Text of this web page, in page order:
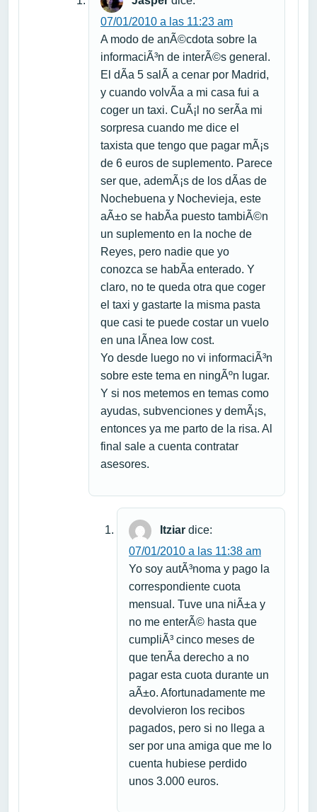
07/01/2010 a las 11:23 am
A modo de anÃ©cdota sobre la
informaciÃ³n de interÃ©s general.
El dÃ­a 5 salÃ­ a cenar por Madrid,
y cuando volvÃ­a a mi casa fui a
coger un taxi. CuÃ¡l no serÃ­a mi
sorpresa cuando me dice el
taxista que tengo que pagar mÃ¡s
de 6 euros de suplemento. Parece
ser que, ademÃ¡s de los dÃ­as de
Nochebuena y Nochevieja, este
aÃ±o se habÃ­a puesto tambiÃ©n
un suplemento en la noche de
Reyes, pero nadie que yo
conozca se habÃ­a enterado. Y
claro, no te queda otra que coger
el taxi y gastarte la misma pasta
que casi te puede costar un vuelo
en una lÃ­nea low cost.
Yo desde luego no vi informaciÃ³n
sobre este tema en ningÃºn lugar.
Y si nos metemos en temas como
ayudas, subvenciones y demÃ¡s,
entonces ya me parto de la risa. Al
final sale a cuenta contratar
asesores.
Itziar dice:
07/01/2010 a las 11:38 am
Yo soy autÃ³noma y pago la
correspondiente cuota
mensual. Tuve una niÃ±a y
no me enterÃ© hasta que
cumpliÃ³ cinco meses de
que tenÃ­a derecho a no
pagar esta cuota durante un
aÃ±o. Afortunadamente me
devolvieron los recibos
pagados, pero si no llega a
ser por una amiga que me lo
cuenta hubiese perdido
unos 3.000 euros.